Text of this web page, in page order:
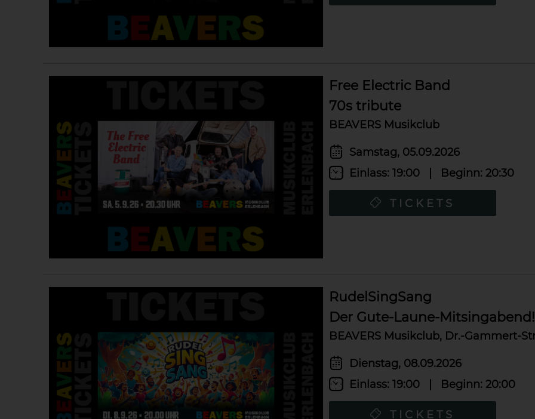
Free Electric Band
70s tribute
BEAVERS Musikclub
Samstag, 05.09.2026
Einlass: 19:00 Beginn: 20:30
TICKETS
RudelSingSang
Der Gute-Laune-Mitsingabend!
BEAVERS Musikclub, Dr.-Gammert-
Dienstag, 08.09.2026
Einlass: 19:00 Beginn: 20:00
TICKETS